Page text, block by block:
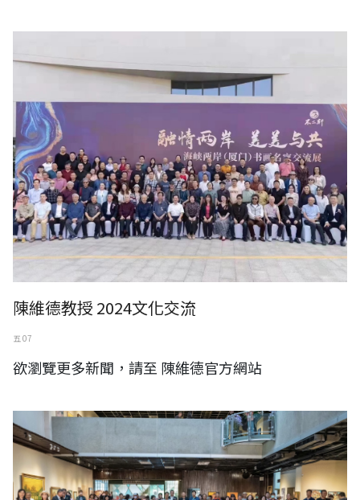
陳維德教授 2024文化交流
五 07
欲瀏覽更多新聞，請至 陳維德官方網站
2024蘇奕榮個展一迎向曙光 現場直擊